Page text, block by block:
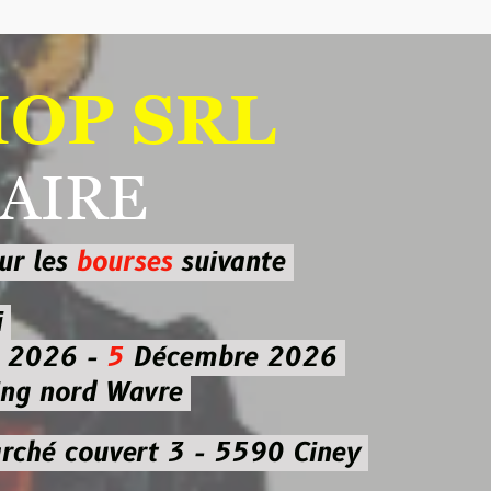
SRL
suivante
5Décembre 2026
Wavre
3 - 5590 Ciney